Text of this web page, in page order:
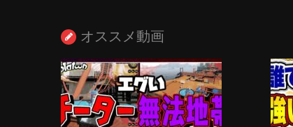
オススメ動画